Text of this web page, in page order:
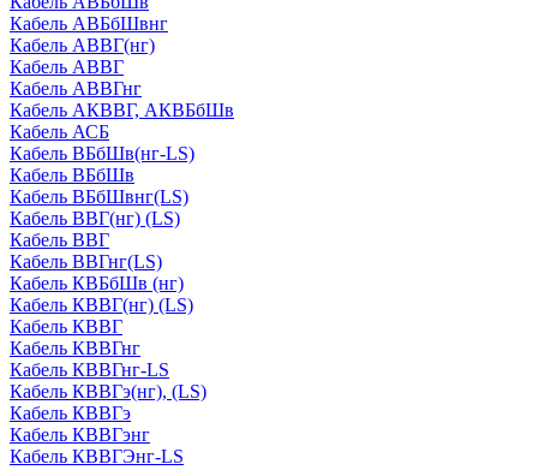
Кабель АВБбШвнг
Кабель АВВГ(нг)
Кабель АВВГ
Кабель АВВГнг
Кабель АКВВГ, АКВБбШв
Кабель АСБ
Кабель ВБбШв(нг-LS)
Кабель ВБбШв
Кабель ВБбШвнг(LS)
Кабель ВВГ(нг) (LS)
Кабель ВВГ
Кабель ВВГнг(LS)
Кабель КВБбШв (нг)
Кабель КВВГ(нг) (LS)
Кабель КВВГ
Кабель КВВГнг
Кабель КВВГнг-LS
Кабель КВВГэ(нг), (LS)
Кабель КВВГэ
Кабель КВВГэнг
Кабель КВВГЭнг-LS